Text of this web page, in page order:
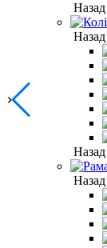
Назад
Назад
Назад
Назад